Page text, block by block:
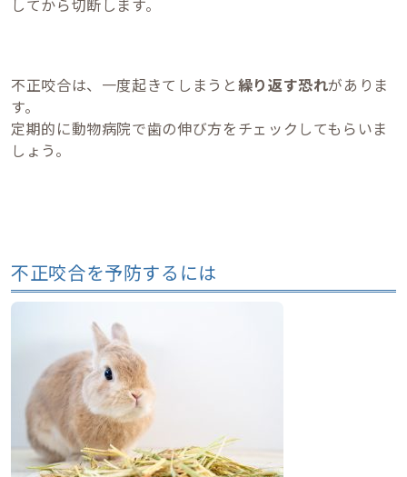
してから切断します。
不正咬合は、一度起きてしまうと繰り返す恐れがありま
す。
定期的に動物病院で歯の伸び方をチェックしてもらいま
しょう。
不正咬合を予防するには